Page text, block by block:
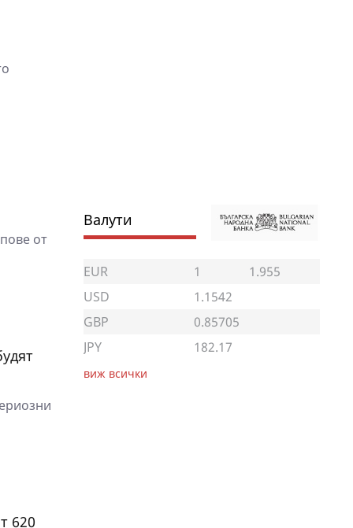
от
620
Валути
EUR 1
1.955
USD
1.1542
GBP
0.85705
JPY
182.17
виж всички